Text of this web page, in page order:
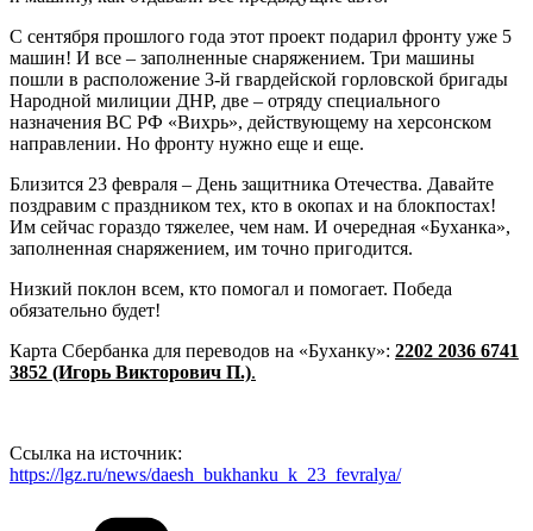
С сентября прошлого года этот проект подарил фронту уже 5
машин! И все – заполненные снаряжением. Три машины
пошли в расположение 3-й гвардейской горловской бригады
Народной милиции ДНР, две – отряду специального
назначения ВС РФ «Вихрь», действующему на херсонском
направлении. Но фронту нужно еще и еще.
Близится 23 февраля – День защитника Отечества. Давайте
поздравим с праздником тех, кто в окопах и на блокпостах!
Им сейчас гораздо тяжелее, чем нам. И очередная «Буханка»,
заполненная снаряжением, им точно пригодится.
Низкий поклон всем, кто помогал и помогает. Победа
обязательно будет!
Карта Сбербанка для переводов на «Буханку»: 2202 2036 6741
3852 (Игорь Викторович П.).
Ссылка на источник:
https://lgz.ru/news/daesh_bukhanku_k_23_fevralya/